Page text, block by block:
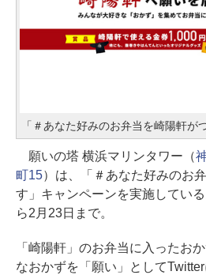
「＃あなた好みのお弁当を崎陽軒が
願いの塔 横浜マリンタワー（
町15）は、「＃あなた好みのお
す」キャンペーンを実施してい
ら2月23日まで。
「崎陽軒」のお弁当に入ったお
なおかずを「願い」として